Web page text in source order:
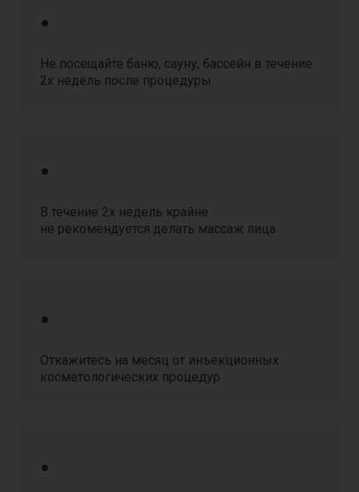
•
Не посещайте баню, сауну, бассейн в течение
2х недель после процедуры
•
В течение 2х недель крайне
не рекомендуется делать массаж лица
•
Откажитесь на месяц от инъекционных
косметологических процедур
•
Воспользуйтесь выгодными
С ВЫГОДОЙ